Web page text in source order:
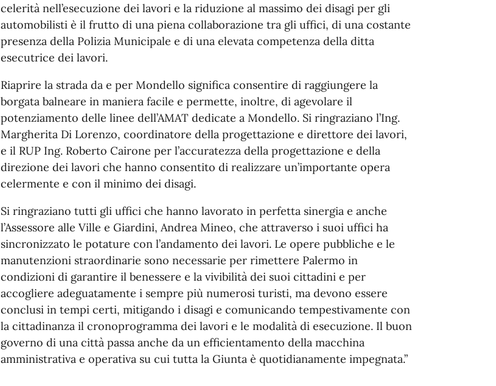
celerità nell’esecuzione dei lavori e la riduzione al massimo dei disagi per gli
automobilisti è il frutto di una piena collaborazione tra gli uffici, di una costante
presenza della Polizia Municipale e di una elevata competenza della ditta
esecutrice dei lavori.
Riaprire la strada da e per Mondello significa consentire di raggiungere la
borgata balneare in maniera facile e permette, inoltre, di agevolare il
potenziamento delle linee dell’AMAT dedicate a Mondello. Si ringraziano l’Ing.
Margherita Di Lorenzo, coordinatore della progettazione e direttore dei lavori,
e il RUP Ing. Roberto Cairone per l’accuratezza della progettazione e della
direzione dei lavori che hanno consentito di realizzare un’importante opera
celermente e con il minimo dei disagi.
Si ringraziano tutti gli uffici che hanno lavorato in perfetta sinergia e anche
l’Assessore alle Ville e Giardini, Andrea Mineo, che attraverso i suoi uffici ha
sincronizzato le potature con l’andamento dei lavori. Le opere pubbliche e le
manutenzioni straordinarie sono necessarie per rimettere Palermo in
condizioni di garantire il benessere e la vivibilità dei suoi cittadini e per
accogliere adeguatamente i sempre più numerosi turisti, ma devono essere
conclusi in tempi certi, mitigando i disagi e comunicando tempestivamente con
la cittadinanza il cronoprogramma dei lavori e le modalità di esecuzione. Il buon
governo di una città passa anche da un efficientamento della macchina
amministrativa e operativa su cui tutta la Giunta è quotidianamente impegnata.”